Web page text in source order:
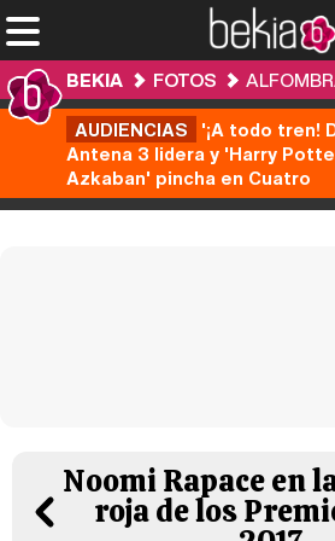
BEKIA FOTOS
AUDIENCIAS '¡A todo tren!
Antena 3 lidera y 'Harry
Azkaban' pincha en Cuatro
Noomi Rapace en
roja de los